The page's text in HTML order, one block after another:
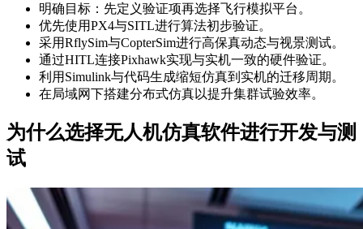
明确目标：先定义验证项再选择飞行模拟平台。
优先使用PX4与SITL进行算法初步验证。
采用RflySim与CopterSim进行高保真动态与视景测试。
通过HITL连接Pixhawk实现与实机一致的硬件验证。
利用Simulink与代码生成缩短仿真到实机的迁移周期。
在局域网下搭建分布式仿真以提升集群试验效率。
为什么选择无人机仿真软件进行开发与测
试